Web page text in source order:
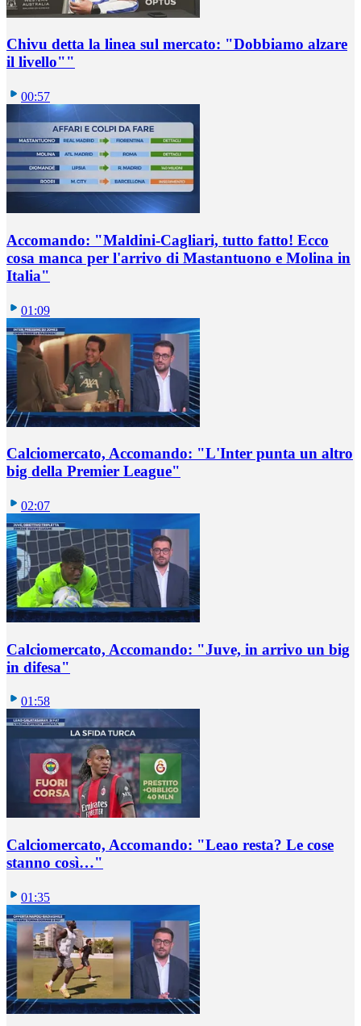
Chivu detta la linea sul mercato: "Dobbiamo alzare
il livello""
00:57
Accomando: "Maldini-Cagliari, tutto fatto! Ecco
cosa manca per l'arrivo di Mastantuono e Molina in
Italia"
01:09
Calciomercato, Accomando: "L'Inter punta un altro
big della Premier League"
02:07
Calciomercato, Accomando: "Juve, in arrivo un big
in difesa"
01:58
Calciomercato, Accomando: "Leao resta? Le cose
stanno così…"
01:35